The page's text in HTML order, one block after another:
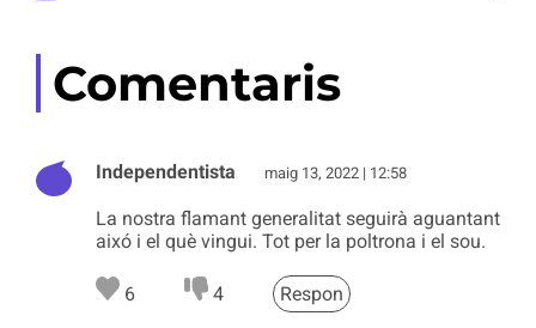
Comentaris
Independentista maig 13, 2022 | 12:58
La nostra flamant generalitat seguirà aguantant
aixó i el què vingui. Tot per la poltrona i el sou.
6 4 Respon